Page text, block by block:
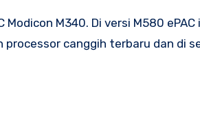
M340. Di versi M580 ePAC
canggih terbaru dan di